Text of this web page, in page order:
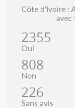
Côte d'Ivoire :
avec
2355
Oui
808
Non
226
Sans avis